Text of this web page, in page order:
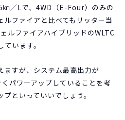
㎞／Lで、4WD（E-Four）のみの
ファイアと比べてもリッター当
ルファイアハイブリッドのWLTC
います。
ますが、システム最高出力が
パワーアップしていることを考
といっていいでしょう。